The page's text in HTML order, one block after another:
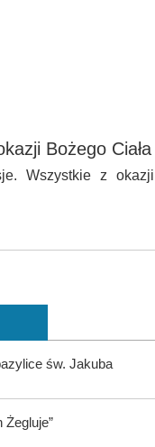
Bożego Ciała
Wszystkie z okazji
św. Jakuba